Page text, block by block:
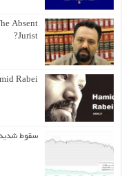
Absent
Jurist?
Rabei
سقوط شدید بیت کوین